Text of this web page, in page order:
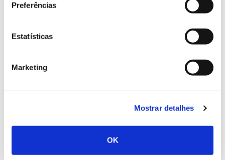
Preferências
Estatísticas
Marketing
Mostrar detalhes
OK
Registar galhas de Trichi em acácia-das-espigas: